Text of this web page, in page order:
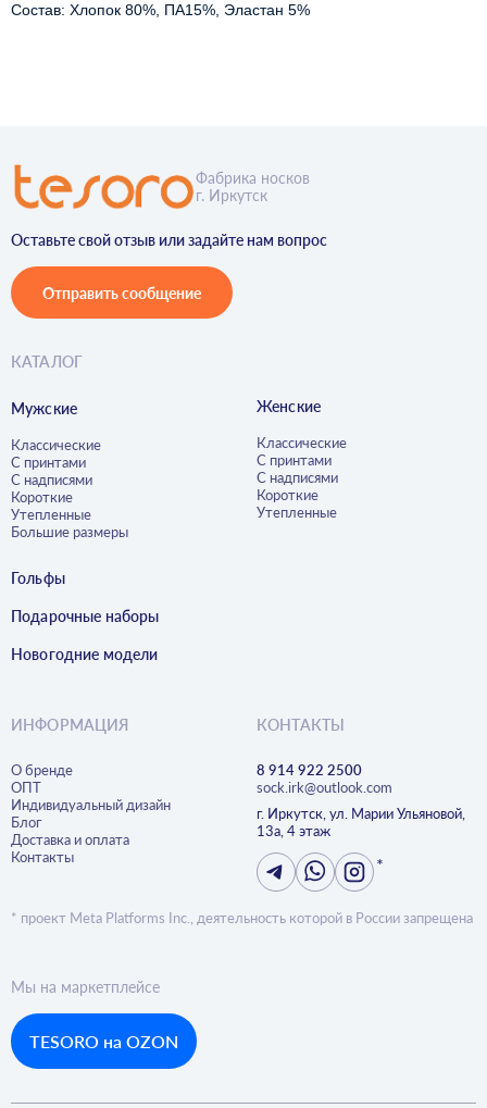
Состав: Хлопок 80%, ПА15%, Эластан 5%
Фабрика носков
г. Иркутск
Оставьте свой отзыв или задайте нам вопрос
Отправить сообщение
КАТАЛОГ
Мужские
Классические
С принтами
С надписями
Короткие
Утепленные
Большие размеры
Женские
Классические
С принтами
С надписями
Короткие
Утепленные
Гольфы
Подарочные наборы
Новогодние модели
ИНФОРМАЦИЯ
О бренде
ОПТ
Индивидуальный дизайн
Блог
Доставка и оплата
Контакты
КОНТАКТЫ
8 914 922 2500
sock.irk@outlook.com
г. Иркутск, ул. Марии Ульяновой,
13а, 4 этаж
*
* проект Meta Platforms Inc., деятельность которой в России запрещена
Мы на маркетплейсе
TESORO на OZON